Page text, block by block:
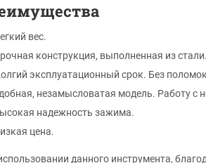
вес.
конструкция, выполненная из
эксплуатационный срок. Без
незамысловатая модель. Работу с
надежность зажима.
цена.
данного инструмента,